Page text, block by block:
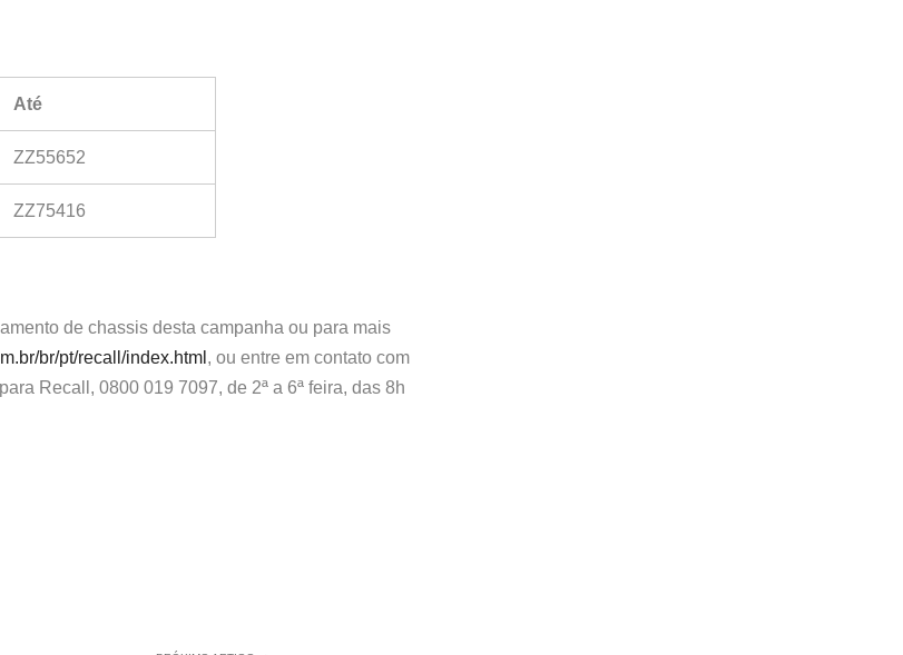
Até
ZZ55652
ZZ75416
de chassis desta campanha ou para mais
br/pt/recall/index.html , ou entre em contato com
Recall, 0800 019 7097, de 2ª a 6ª feira, das 8h